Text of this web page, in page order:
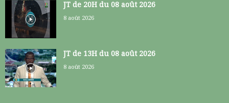
JT de 20H du 08 août 2026
8 août 2026
JT de 13H du 08 août 2026
8 août 2026